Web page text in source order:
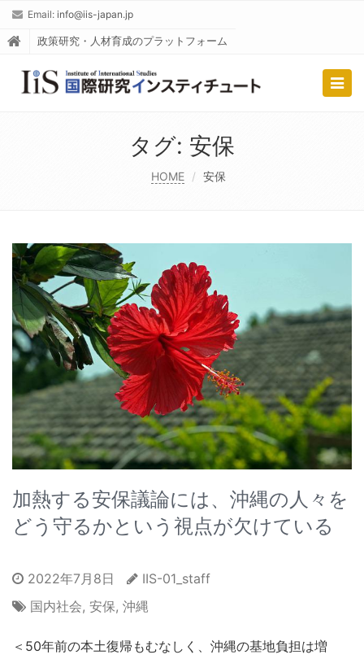
Email: info@iis-japan.jp
政策研究・人材育成のプラットフォーム
タグ: 安保
HOME 安保
加熱する安保議論には、沖縄の人々を
どう守るかという視点が欠けている
2022年7月8日
IIS-01_staff
国内社会, 安保, 沖縄
＜50年前の本土復帰もむなしく、沖縄の基地負担は増